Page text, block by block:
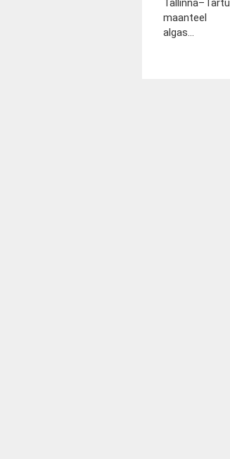
Tallinna–Tartu
maanteel
algas...